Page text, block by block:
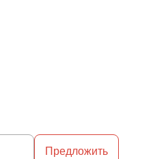
Предложить